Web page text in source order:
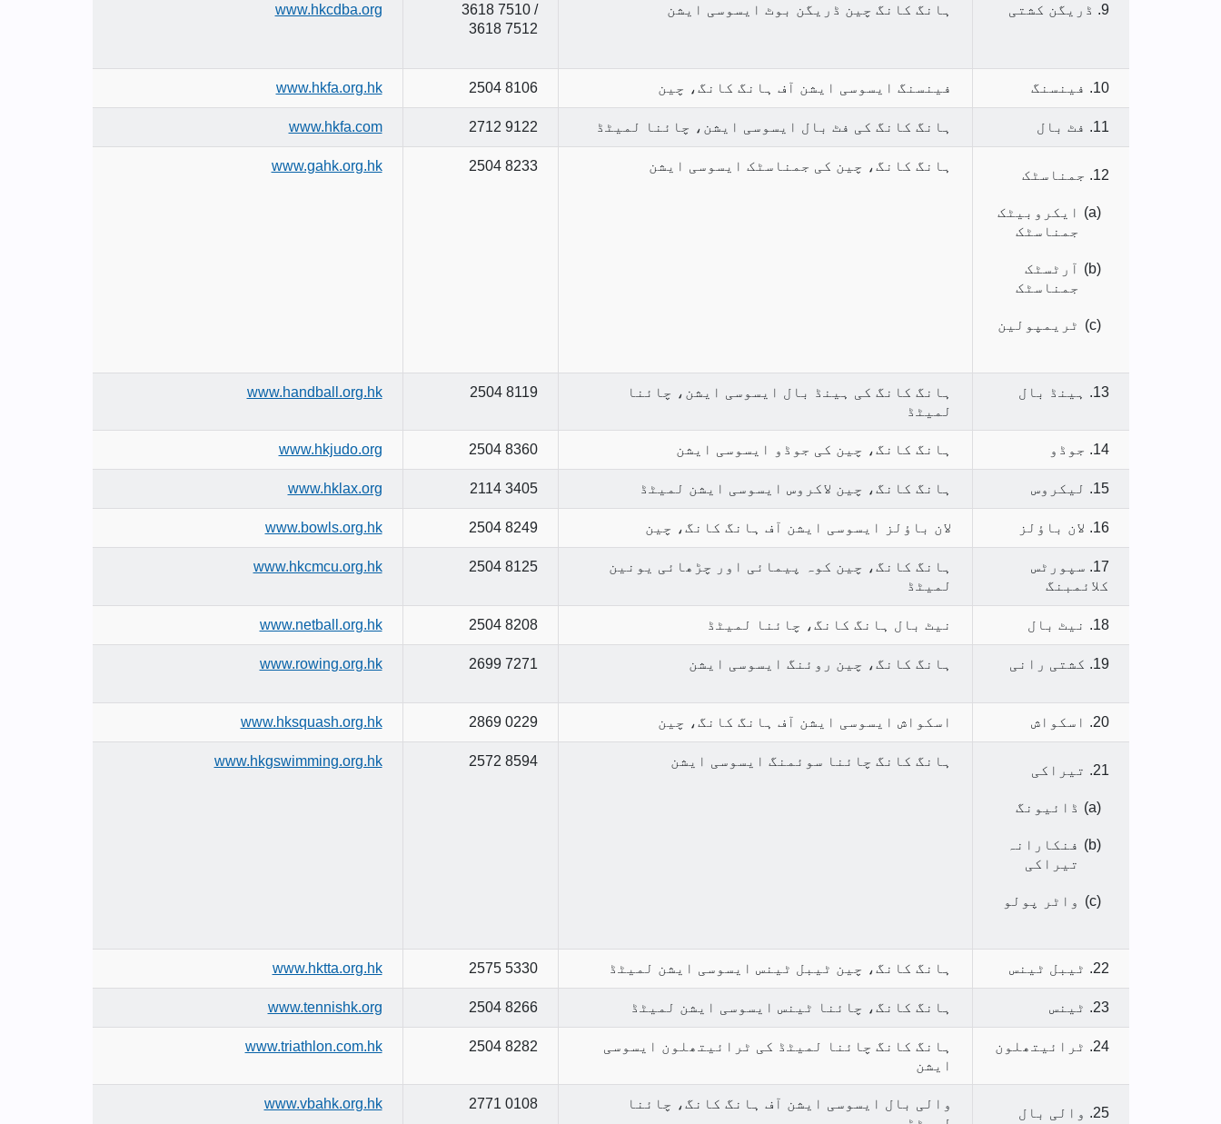
www.hkcdba.org
3618 7510 /
3618 7512
ہانگ کانگ چین ڈریگن بوٹ ایسوسی ایشن 9. ڈریگن کشتی
www.hkfa.org.hk 2504 8106 فینسنگ ایسوسی ایشن آف ہانگ کانگ، چین 10. فینسنگ
www.hkfa.com 2712 9122 ہانگ کانگ کی فٹ بال ایسوسی ایشن، چائنا لمیٹڈ 11. فٹ بال
www.gahk.org.hk 2504 8233 ہانگ کانگ، چین کی جمناسٹک ایسوسی ایشن
12. جمناسٹک
ایکروبیٹک
جمناسٹک
(a)
آرٹسٹک
جمناسٹک
(b)
ٹریمپولین (c)
www.handball.org.hk 2504 8119
ہانگ کانگ کی ہینڈ بال ایسوسی ایشن، چائنا
لمیٹڈ
13. ہینڈ بال
www.hkjudo.org 2504 8360 ہانگ کانگ، چین کی جوڈو ایسوسی ایشن 14. جوڈو
www.hklax.org 2114 3405 ہانگ کانگ، چین لاکروس ایسوسی ایشن لمیٹڈ 15. لیکروس
www.bowls.org.hk 2504 8249 لان باؤلز ایسوسی ایشن آف ہانگ کانگ، چین 16. لان باؤلز
www.hkcmcu.org.hk 2504 8125
ہانگ کانگ، چین کوہ پیمائی اور چڑھائی یونین
لمیٹڈ
17. سپورٹس
کلائمبنگ
www.netball.org.hk 2504 8208 نیٹ بال ہانگ کانگ، چائنا لمیٹڈ 18. نیٹ بال
www.rowing.org.hk 2699 7271 ہانگ کانگ، چین روئنگ ایسوسی ایشن 19. کشتی رانی
www.hksquash.org.hk 2869 0229 اسکواش ایسوسی ایشن آف ہانگ کانگ، چین 20. اسکواش
www.hkgswimming.org.hk 2572 8594 ہانگ کانگ چائنا سوئمنگ ایسوسی ایشن
21. تیراکی
ڈائیونگ (a)
فنکارانہ
تیراکی
(b)
واٹر پولو (c)
www.hktta.org.hk 2575 5330 ہانگ کانگ، چین ٹیبل ٹینس ایسوسی ایشن لمیٹڈ 22. ٹیبل ٹینس
www.tennishk.org 2504 8266 ہانگ کانگ، چائنا ٹینس ایسوسی ایشن لمیٹڈ 23. ٹینس
www.triathlon.com.hk 2504 8282
ہانگ کانگ چائنا لمیٹڈ کی ٹرائیتھلون ایسوسی
ایشن
24. ٹرائیتھلون
www.vbahk.org.hk 2771 0108
والی بال ایسوسی ایشن آف ہانگ کانگ، چائنا
25. والی بال